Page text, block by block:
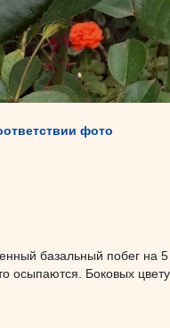
фото
базальный побег на
осыпаются. Боковых